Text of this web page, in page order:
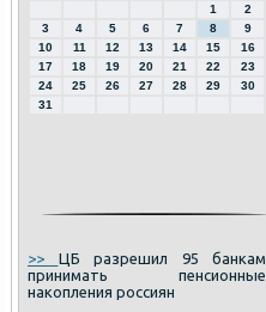
1
2
3
4 5 6 7 8
9
10
11 12 13 14 15
16
17
18 19 20 21 22
23
24
25 26 27 28 29
30
31
>> ЦБ разрешил 95 банкам
принимать пенсионные
накопления россиян